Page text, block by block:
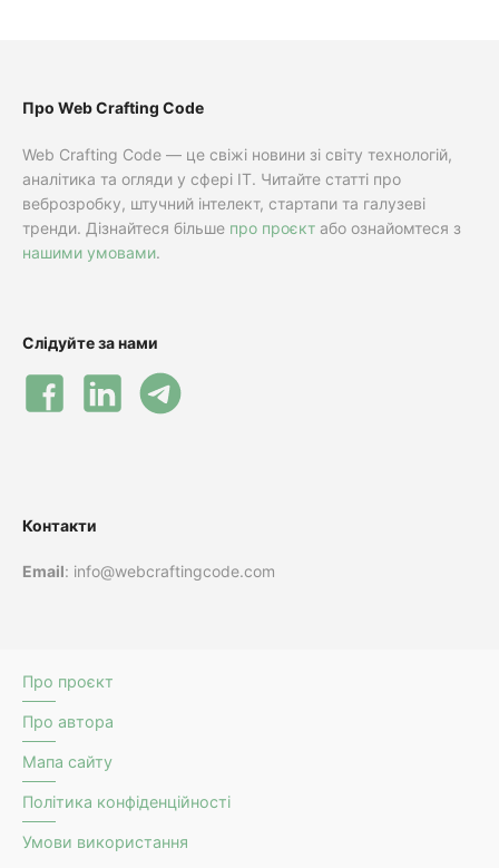
Про Web Crafting Code
Web Crafting Code — це свіжі новини зі світу технологій,
аналітика та огляди у сфері IT. Читайте статті про
веброзробку, штучний інтелект, стартапи та галузеві
тренди. Дізнайтеся більше про проєкт або ознайомтеся з
нашими умовами.
Слідуйте за нами
Контакти
Email: info@webcraftingcode.com
Про проєкт
Про автора
Мапа сайту
Політика конфіденційності
Умови використання